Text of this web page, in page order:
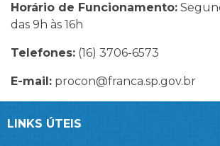
Horário de Funcionamento:
das 9h às 16h
Telefones: (16) 3706-6573
E-mail: procon@franca.sp.gov.br
LINKS ÚTEIS